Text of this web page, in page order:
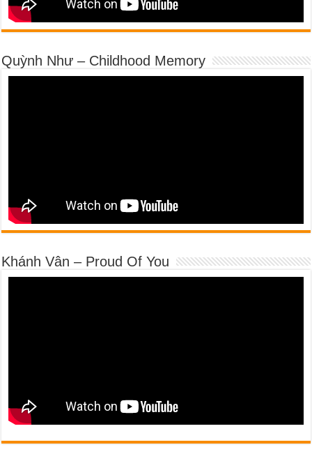
Quỳnh Như – Childhood Memory
Khánh Vân – Proud Of You